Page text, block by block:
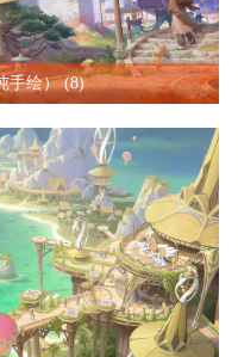
手绘） (8)